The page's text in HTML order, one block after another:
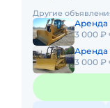
стоимость.
Другие
Аренда
3 000 ₽
Аренда
3 000 ₽